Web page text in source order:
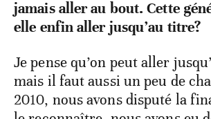
jamais aller au bout. Cette
elle enfin aller jusqu’au titre?
Je pense qu’on peut aller
mais il faut aussi un peu de
2010, nous avons disputé la